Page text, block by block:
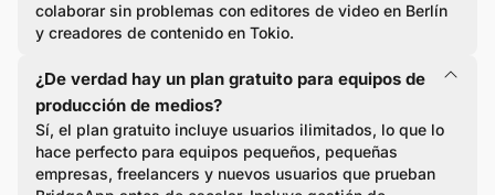
colaborar sin problemas con editores de video en Berlín
y creadores de contenido en Tokio.
¿De verdad hay un plan gratuito para equipos de
producción de medios?
Sí, el plan gratuito incluye usuarios ilimitados, lo que lo
hace perfecto para equipos pequeños, pequeñas
empresas, freelancers y nuevos usuarios que prueban